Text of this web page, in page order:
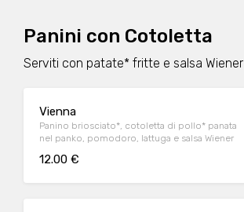
Panini con Cotoletta
Serviti con patate* fritte e salsa Wiener
Vienna
Panino briosciato*, cotoletta di pollo* panata
nel panko, pomodoro, lattuga e salsa Wiener
12.00 €